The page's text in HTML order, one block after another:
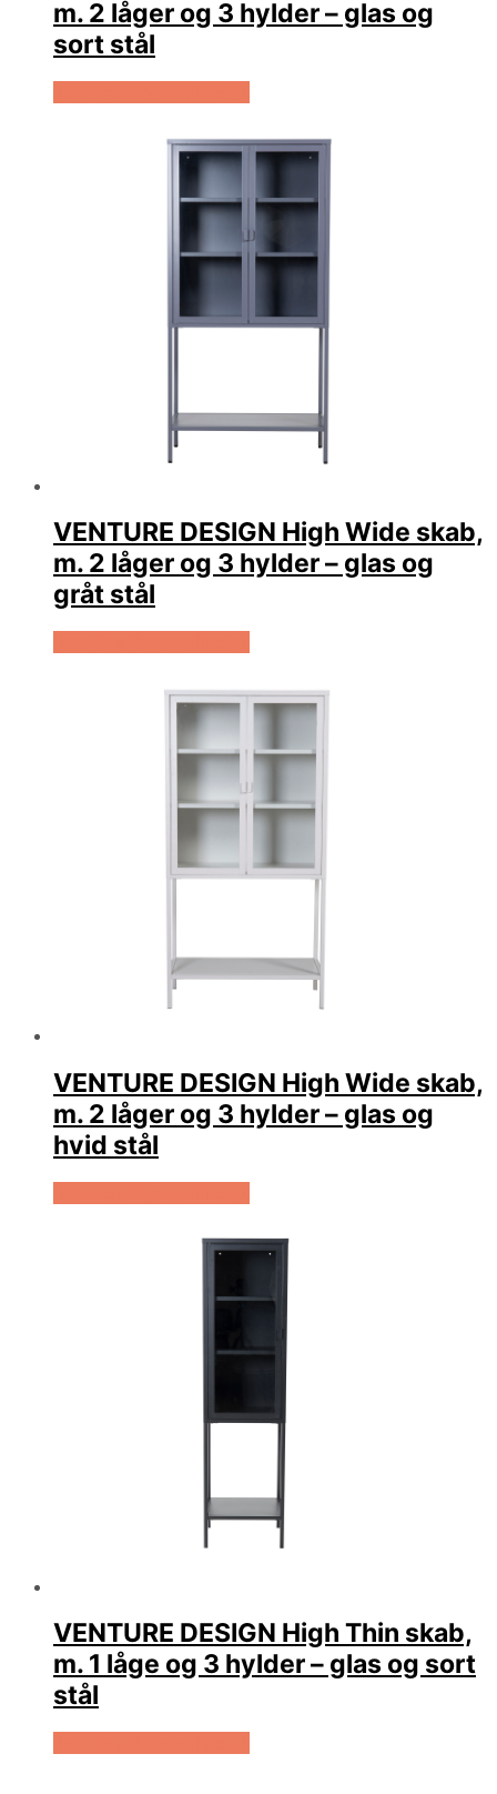
m. 2 låger og 3 hylder – glas og
sort stål
VENTURE DESIGN High Wide skab,
m. 2 låger og 3 hylder – glas og
gråt stål
VENTURE DESIGN High Wide skab,
m. 2 låger og 3 hylder – glas og
hvid stål
VENTURE DESIGN High Thin skab,
m. 1 låge og 3 hylder – glas og sort
stål